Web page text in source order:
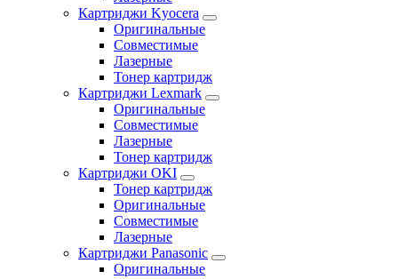
Картриджи Kyocera
Оригинальные
Совместимые
Лазерные
Тонер картридж
Картриджи Lexmark
Оригинальные
Совместимые
Лазерные
Тонер картридж
Картриджи OKI
Тонер картридж
Оригинальные
Совместимые
Лазерные
Картриджи Panasonic
Оригинальные